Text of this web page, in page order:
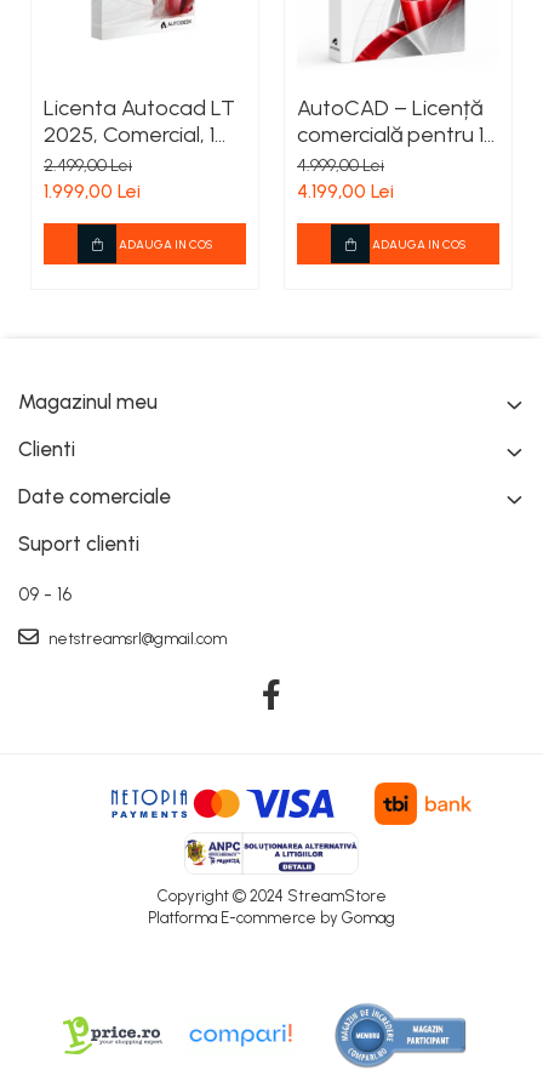
Da
Licenta Autocad LT
2025, Comercial, 1
Utilizator,
Subscriptie 1 an
2.499,00 Lei
1.999,00 Lei
ADAUGA IN COS
AutoCAD – Licență
comercială pentru 1
utilizator –
valabilitate 12 luni
4.999,00 Lei
4.199,00 Lei
ADAUGA IN COS
Magazinul meu
Clienti
Date comerciale
Suport clienti
09 - 16
netstreamsrl@gmail.com
Copyright © 2024 StreamStore
Platforma E-commerce by Gomag